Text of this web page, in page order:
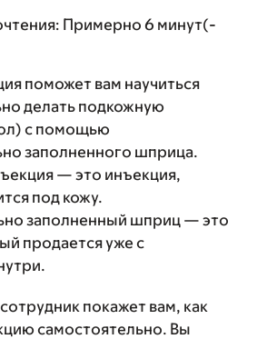
Примерно 6 минут(-
поможет вам научиться
делать подкожную
с помощью
заполненного шприца.
— это инъекция,
под кожу.
заполненный шприц — это
продается уже с
покажет вам, как
самостоятельно. Вы